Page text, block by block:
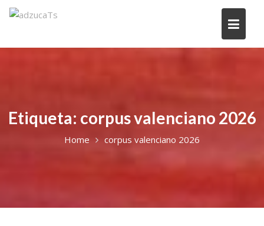
Etiqueta: corpus valenciano 2026
Home corpus valenciano 2026